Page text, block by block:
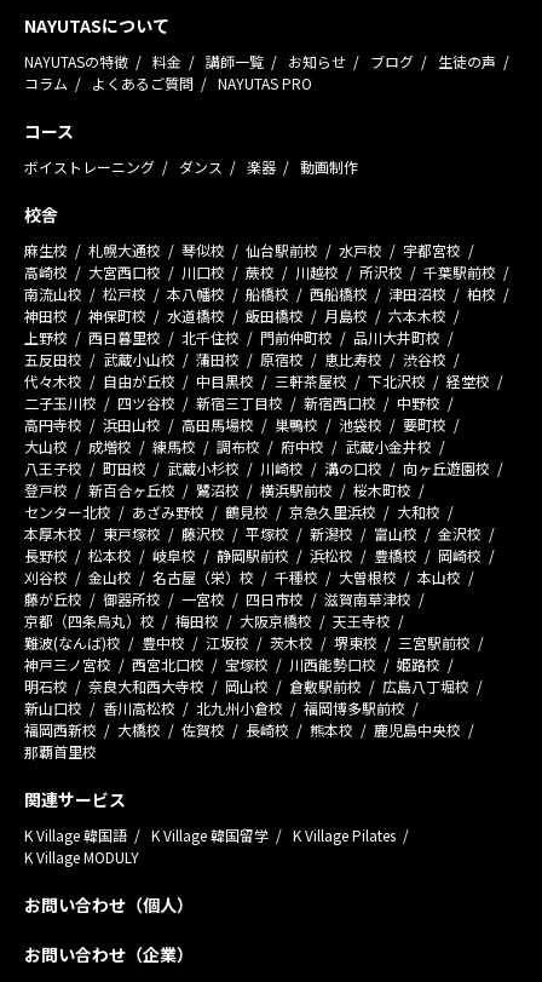
NAYUTASについて
NAYUTASの特徴 料金 講師一覧 お知らせ ブログ
生徒の声
コラム
よくあるご質問 NAYUTAS PRO
コース
ボイストレーニング ダンス 楽器 動画制作
校舎
麻生校 札幌大通校 琴似校 仙台駅前校 水戸校
宇都宮校
高崎校
大宮西口校 川口校 蕨校 川越校 所沢校
千葉駅前校
南流山校
松戸校 本八幡校 船橋校 西船橋校 津田沼校
柏校
神田校
神保町校 水道橋校 飯田橋校 月島校
六本木校
上野校
西日暮里校 北千住校 門前仲町校
品川大井町校
五反田校
武蔵小山校 蒲田校 原宿校 恵比寿校
渋谷校
代々木校
自由が丘校 中目黒校 三軒茶屋校 下北沢校
経堂校
二子玉川校
四ツ谷校 新宿三丁目校 新宿西口校
中野校
高円寺校
浜田山校 高田馬場校 巣鴨校 池袋校
要町校
大山校
成増校 練馬校 調布校 府中校
武蔵小金井校
八王子校
町田校 武蔵小杉校 川崎校 溝の口校
向ヶ丘遊園校
登戸校
新百合ヶ丘校 鷺沼校 横浜駅前校
桜木町校
センター北校
あざみ野校 鶴見校 京急久里浜校
大和校
本厚木校
東戸塚校 藤沢校 平塚校 新潟校 富山校
金沢校
長野校
松本校 岐阜校 静岡駅前校 浜松校 豊橋校
岡崎校
刈谷校
金山校 名古屋（栄）校 千種校 大曽根校
本山校
藤が丘校
御器所校 一宮校 四日市校
滋賀南草津校
京都（四条烏丸）校
梅田校 大阪京橋校
天王寺校
難波(なんば)校
豊中校 江坂校 茨木校 堺東校
三宮駅前校
神戸三ノ宮校
西宮北口校 宝塚校 川西能勢口校
姫路校
明石校
奈良大和西大寺校 岡山校 倉敷駅前校
広島八丁堀校
新山口校
香川高松校 北九州小倉校
福岡博多駅前校
福岡西新校
大橋校 佐賀校 長崎校 熊本校
鹿児島中央校
那覇首里校
関連サービス
K Village 韓国語 K Village 韓国留学
K Village Pilates
K Village MODULY
お問い合わせ（個人）
お問い合わせ（企業）